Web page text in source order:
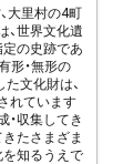
大里村の4町
、世界文化遺
定の史跡であ
形・無形の
文化財は、
れています
・収集してき
たさまざま
を知るうえで